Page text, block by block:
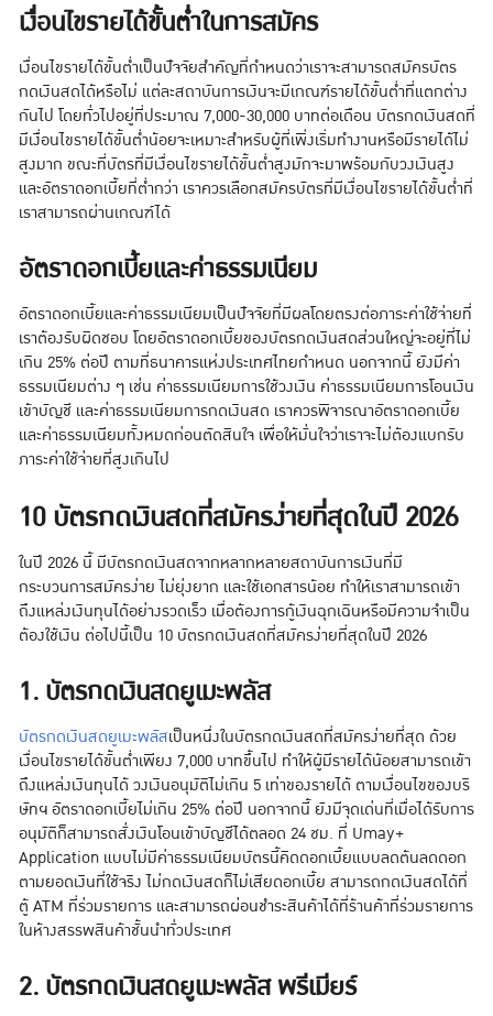
เงื่อนไขรายได้ขั้นต่ำในการสมัคร
เงื่อนไขรายได้ขั้นต่ำเป็นปัจจัยสำคัญที่กำหนดว่าเราจะสามารถสมัครบัตร
กดเงินสดได้หรือไม่ แต่ละสถาบันการเงินจะมีเกณฑ์รายได้ขั้นต่ำที่แตกต่าง
กันไป โดยทั่วไปอยู่ที่ประมาณ 7,000-30,000 บาทต่อเดือน บัตรกดเงินสดที่
มีเงื่อนไขรายได้ขั้นต่ำน้อยจะเหมาะสำหรับผู้ที่เพิ่งเริ่มทำงานหรือมีรายได้ไม่
สูงมาก ขณะที่บัตรที่มีเงื่อนไขรายได้ขั้นต่ำสูงมักจะมาพร้อมกับวงเงินสูง
และอัตราดอกเบี้ยที่ต่ำกว่า เราควรเลือกสมัครบัตรที่มีเงื่อนไขรายได้ขั้นต่ำที่
เราสามารถผ่านเกณฑ์ได้
อัตราดอกเบี้ยและค่าธรรมเนียม
อัตราดอกเบี้ยและค่าธรรมเนียมเป็นปัจจัยที่มีผลโดยตรงต่อภาระค่าใช้จ่ายที่
เราต้องรับผิดชอบ โดยอัตราดอกเบี้ยของบัตรกดเงินสดส่วนใหญ่จะอยู่ที่ไม่
เกิน 25% ต่อปี ตามที่ธนาคารแห่งประเทศไทยกำหนด นอกจากนี้ ยังมีค่า
ธรรมเนียมต่าง ๆ เช่น ค่าธรรมเนียมการใช้วงเงิน ค่าธรรมเนียมการโอนเงิน
เข้าบัญชี และค่าธรรมเนียมการกดเงินสด เราควรพิจารณาอัตราดอกเบี้ย
และค่าธรรมเนียมทั้งหมดก่อนตัดสินใจ เพื่อให้มั่นใจว่าเราจะไม่ต้องแบกรับ
ภาระค่าใช้จ่ายที่สูงเกินไป
10 บัตรกดเงินสดที่สมัครง่ายที่สุดในปี 2026
ในปี 2026 นี้ มีบัตรกดเงินสดจากหลากหลายสถาบันการเงินที่มี
กระบวนการสมัครง่าย ไม่ยุ่งยาก และใช้เอกสารน้อย ทำให้เราสามารถเข้า
ถึงแหล่งเงินทุนได้อย่างรวดเร็ว เมื่อต้องการกู้เงินฉุกเฉินหรือมีความจำเป็น
ต้องใช้เงิน ต่อไปนี้เป็น 10 บัตรกดเงินสดที่สมัครง่ายที่สุดในปี 2026
1. บัตรกดเงินสดยูเมะพลัส
บัตรกดเงินสดยูเมะพลัสเป็นหนึ่งในบัตรกดเงินสดที่สมัครง่ายที่สุด ด้วย
เงื่อนไขรายได้ขั้นต่ำเพียง 7,000 บาทขึ้นไป ทำให้ผู้มีรายได้น้อยสามารถเข้า
ถึงแหล่งเงินทุนได้ วงเงินอนุมัติไม่เกิน 5 เท่าของรายได้ ตามเงื่อนไขของบริ
ษัทฯ อัตราดอกเบี้ยไม่เกิน 25% ต่อปี นอกจากนี้ ยังมีจุดเด่นที่เมื่อได้รับการ
อนุมัติก็สามารถสั่งเงินโอนเข้าบัญชีได้ตลอด 24 ชม. ที่ Umay+
Application แบบไม่มีค่าธรรมเนียมบัตรนี้คิดดอกเบี้ยแบบลดต้นลดดอก
ตามยอดเงินที่ใช้จริง ไม่กดเงินสดก็ไม่เสียดอกเบี้ย สามารถกดเงินสดได้ที่
ตู้ ATM ที่ร่วมรายการ และสามารถผ่อนชำระสินค้าได้ที่ร้านค้าที่ร่วมรายการ
ในห้างสรรพสินค้าชั้นนำทั่วประเทศ
2. บัตรกดเงินสดยูเมะพลัส พรีเมียร์